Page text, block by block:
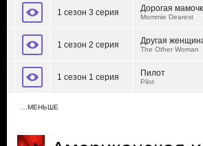
1 сезон 3 серия Дорогая
Mommie Dearest
1 сезон 2 серия Другая
The Other Woman
1 сезон 1 серия Пилот
Pilot
…МЕНЬШЕ